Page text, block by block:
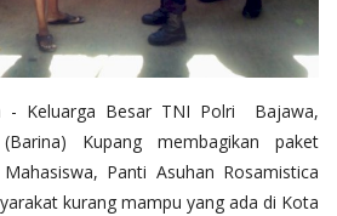
- Keluarga Besar TNI Polri Bajawa,
Kupang membagikan paket
Panti Asuhan Rosamistica
kurang mampu yang ada di Kota